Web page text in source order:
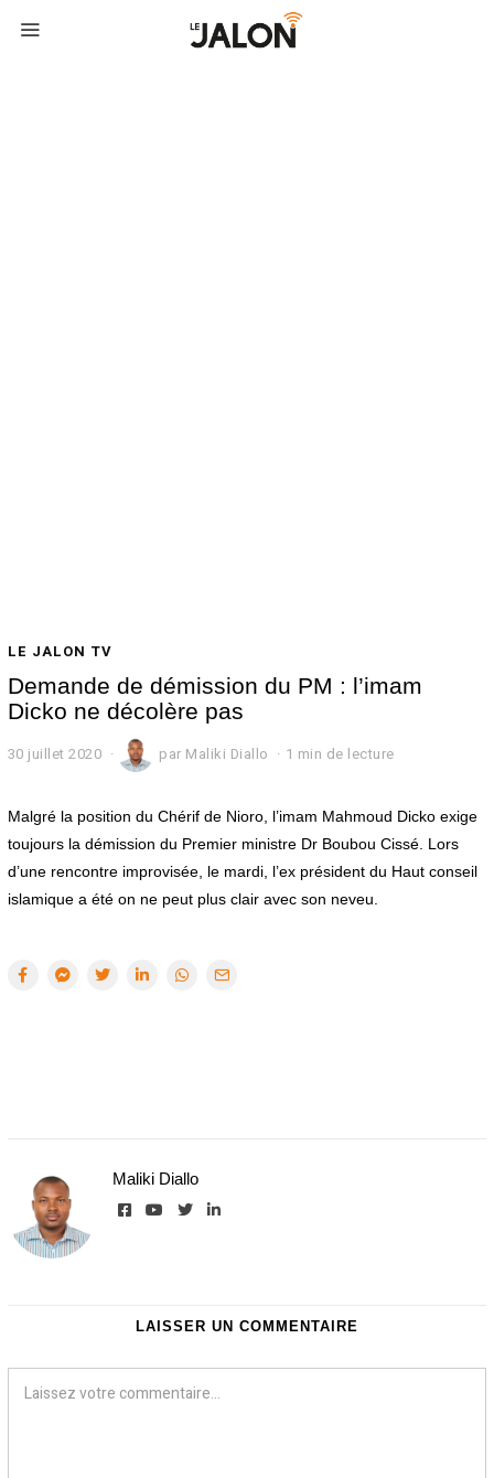
LE JALON TV
Demande de démission du PM : l’imam
Dicko ne décolère pas
30 juillet 2020
u
l
l
e
2
par Maliki Diallo 1 min de lecture
Malgré la position du Chérif de Nioro, l’imam Mahmoud Dicko exige
toujours la démission du Premier ministre Dr Boubou Cissé. Lors
d’une rencontre improvisée, le mardi, l’ex président du Haut conseil
islamique a été on ne peut plus clair avec son neveu.
Maliki Diallo
LAISSER UN COMMENTAIRE